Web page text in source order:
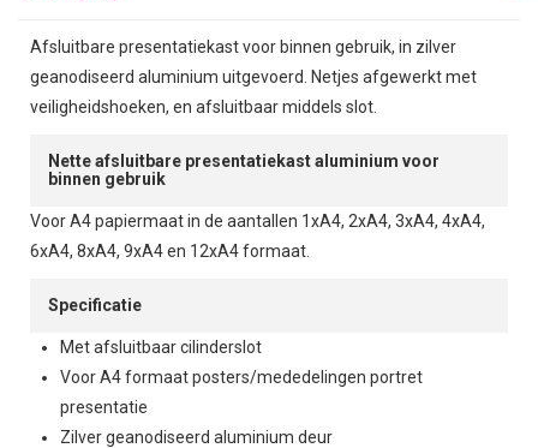
Afsluitbare presentatiekast voor binnen gebruik, in zilver
geanodiseerd aluminium uitgevoerd. Netjes afgewerkt met
veiligheidshoeken, en afsluitbaar middels slot.
Nette afsluitbare presentatiekast aluminium voor
binnen gebruik
Voor A4 papiermaat in de aantallen 1xA4, 2xA4, 3xA4, 4xA4,
6xA4, 8xA4, 9xA4 en 12xA4 formaat.
Specificatie
Met afsluitbaar cilinderslot
Voor A4 formaat posters/mededelingen portret
presentatie
Zilver geanodiseerd aluminium deur